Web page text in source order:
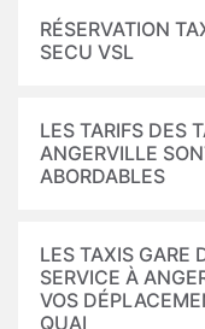
RÉSERVATION
SECU VSL
LES TARIFS DES
ANGERVILLE
ABORDABLES
LES TAXIS GARE
SERVICE À
VOS
QUAI